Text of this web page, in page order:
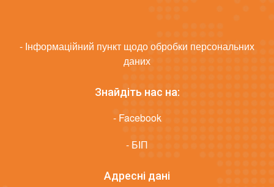
- Інформаційний пункт щодо обробки персональних
даних
Знайдіть нас на:
- Facebook
- БІП
Адресні дані